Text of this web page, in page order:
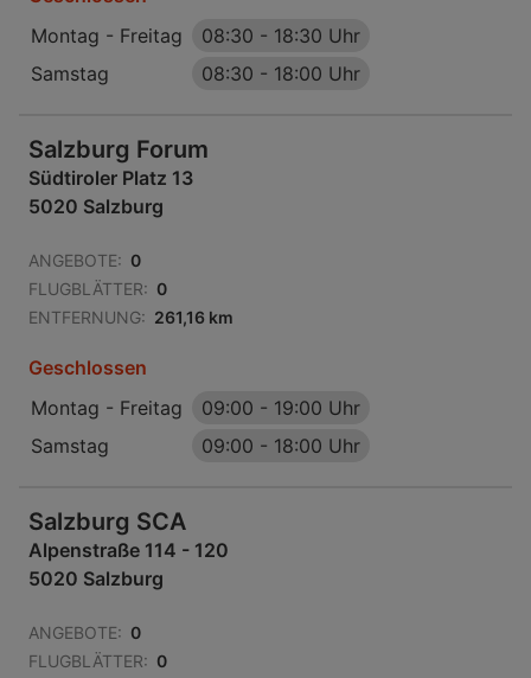
Montag - Freitag
08:30 - 18:30 Uhr
Samstag
08:30 - 18:00 Uhr
Salzburg Forum
Südtiroler Platz 13
5020 Salzburg
ANGEBOTE: 0
FLUGBLÄTTER: 0
ENTFERNUNG: 261,16 km
Geschlossen
Montag - Freitag
09:00 - 19:00 Uhr
Samstag
09:00 - 18:00 Uhr
Salzburg SCA
Alpenstraße 114 - 120
5020 Salzburg
ANGEBOTE: 0
FLUGBLÄTTER: 0